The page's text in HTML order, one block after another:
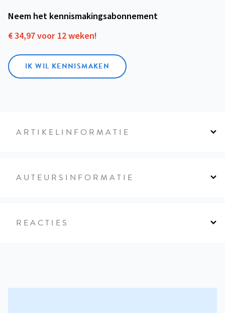
Neem het kennismakings­abonnement
€ 34,97 voor 12 weken!
IK WIL KENNISMAKEN
ARTIKELINFORMATIE
AUTEURSINFORMATIE
REACTIES